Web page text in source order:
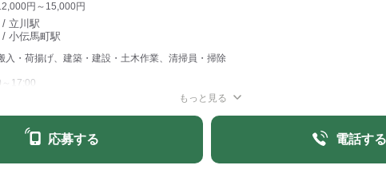
円～15,000円
/ 立川駅
小伝馬町駅
入・荷揚げ、建築・建設・土木作業、清掃員・掃除
17:00
もっと見る
応募する 電話する